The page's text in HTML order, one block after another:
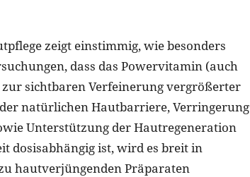
zeigt einstimmig, wie besonders
dass das Powervitamin (auch
sichtbaren Verfeinerung vergrößerter
natürlichen Hautbarriere, Verringerung
Unterstützung der Hautregeneration
dosisabhängig ist, wird es breit in
hautverjüngenden Präparaten